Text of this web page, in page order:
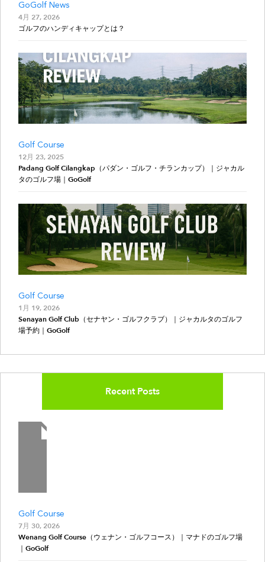
GoGolf News
4月 27, 2026
ゴルフのハンディキャップとは？
Golf Course
12月 23, 2025
Padang Golf Cilangkap（パダン・ゴルフ・チランカップ）｜ジャカル
タのゴルフ場｜GoGolf
Golf Course
1月 19, 2026
Senayan Golf Club（セナヤン・ゴルフクラブ）｜ジャカルタのゴルフ
場予約｜GoGolf
Recent Posts
Golf Course
7月 30, 2026
Wenang Golf Course（ウェナン・ゴルフコース）｜マナドのゴルフ場
｜GoGolf